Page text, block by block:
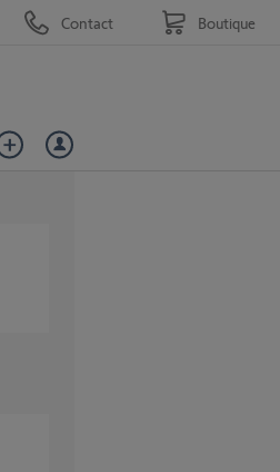
Contact Boutique